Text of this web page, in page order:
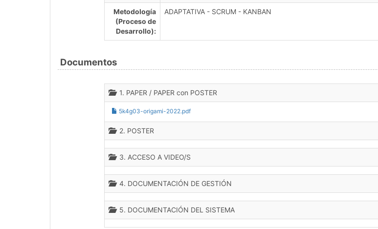
Metodología
(Proceso de
Desarrollo):
ADAPTATIVA - SCRUM - KANBAN
Documentos
1. PAPER / PAPER con POSTER
5k4g03-origami-2022.pdf
2. POSTER
3. ACCESO A VIDEO/S
4. DOCUMENTACIÓN DE GESTIÓN
5. DOCUMENTACIÓN DEL SISTEMA